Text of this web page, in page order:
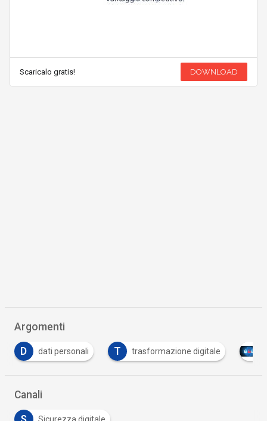
Scaricalo gratis! DOWNLOAD
Argomenti
T trasformazione digitale Tutto su Cyber Security
Canali
Sicurezza digitale